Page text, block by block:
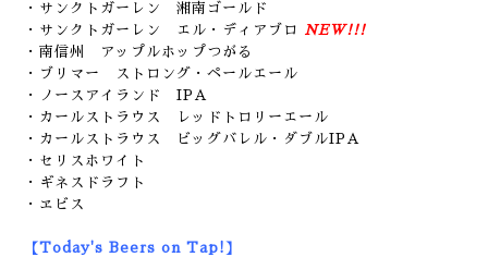
・サンクトガーレン 湘南ゴールド
・サンクトガーレン エル・ディアブロ
NEW!!!
・南信州 アップルホップつがる
・ブリマー ストロング・ペールエール
・ノースアイランド IPA
・カールストラウス レッドトロリーエール
・カールストラウス ビッグバレル・ダブルIPA
・セリスホワイト
・ギネスドラフト
・ヱビス
【Today's Beers on Tap!】